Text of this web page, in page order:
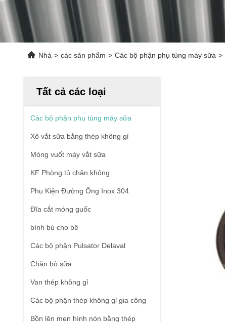
Nhà > các sản phẩm > Các bộ phận phụ tùng máy sữa >
Tất cả các loại
Các bộ phận phụ tùng máy sữa
Xô vắt sữa bằng thép không gỉ
Móng vuốt máy vắt sữa
KF Phòng tủ chân không
Phụ Kiện Đường Ống Inox 304
Đĩa cắt móng guốc
bình bú cho bê
Các bộ phận Pulsator Delaval
Chăn bò sữa
Van thép không gỉ
Các bộ phận thép không gỉ gia công
Bồn lên men hình nón bằng thép